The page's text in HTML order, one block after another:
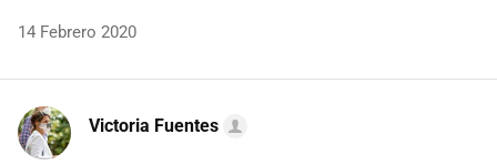
14 Febrero 2020
Victoria Fuentes